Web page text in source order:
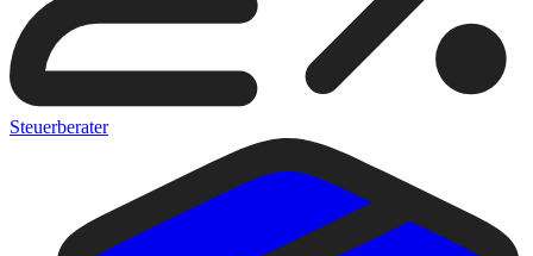
Steuerberater